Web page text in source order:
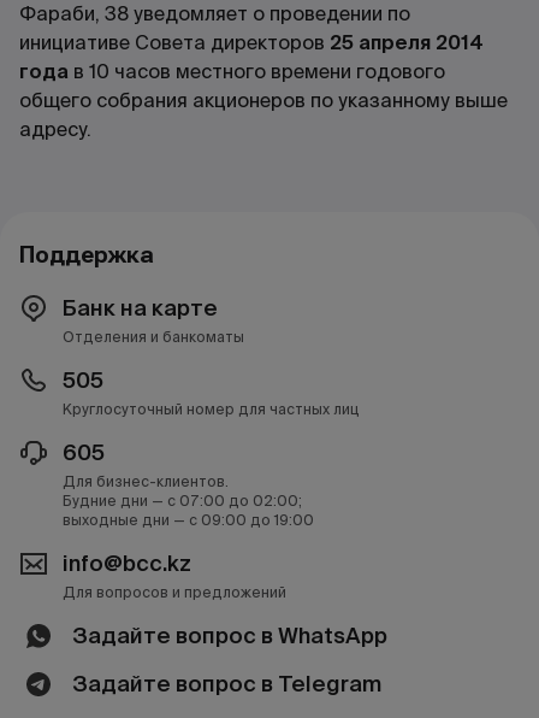
Фараби, 38 уведомляет о проведении по
инициативе Совета директоров 25 апреля 2014
года в 10 часов местного времени годового
общего собрания акционеров по указанному выше
адресу.
Поддержка
Банк на карте
Отделения и банкоматы
505
Круглосуточный номер для частных лиц
605
Для бизнес-клиентов.
Будние дни — с 07:00 до 02:00;
выходные дни — с 09:00 до 19:00
info@bcc.kz
Для вопросов и предложений
Задайте вопрос в WhatsApp
Задайте вопрос в Telegram